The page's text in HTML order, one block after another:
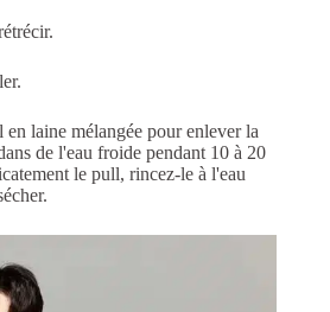
en laine mélangée pour enlever la
de l'eau froide pendant 10 à 20
le pull, rincez-le à l'eau